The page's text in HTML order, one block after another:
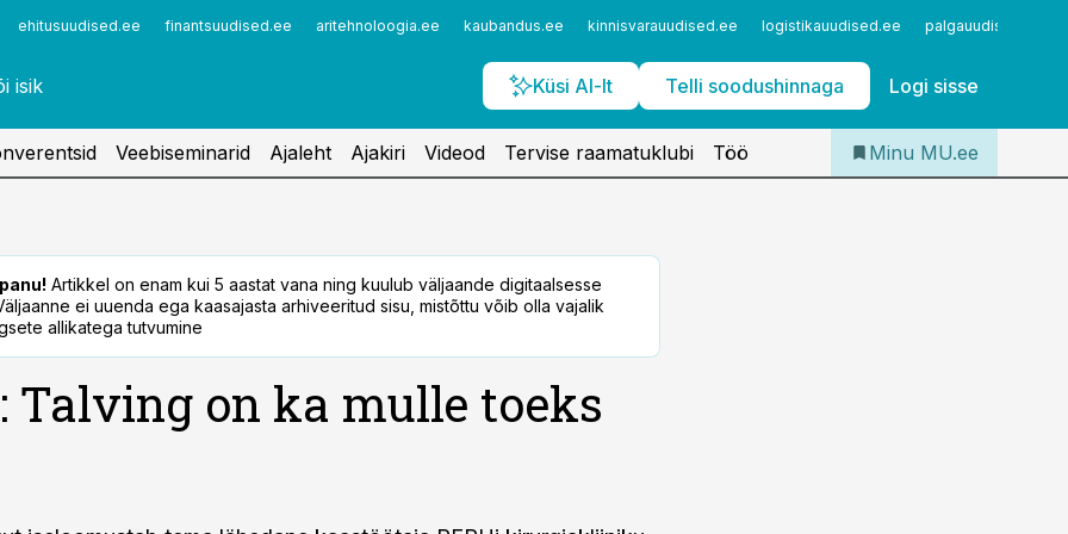
ehitusuudised.ee finantsuudised.ee aritehnoloogia.ee kaubandus.ee kinnisvarauudised.ee logistikauudised.ee palgauudised.ee
Küsi AI-lt Telli soodushinnaga Logi sisse
Iseteenindus
Telli Meditsiiniuudised
Veebiseminarid Ajaleht Ajakiri Videod Tervise raamatuklubi Töö Minu MU.ee
Artikkel on enam kui 5 aastat vana ning kuulub väljaande digitaalsesse
ei uuenda ega kaasajasta arhiveeritud sisu, mistõttu võib olla vajalik
allikatega tutvumine
Talving on ka mulle toeks